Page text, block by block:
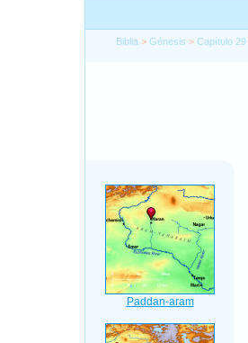
Biblia >Génesis >Capítulo 29